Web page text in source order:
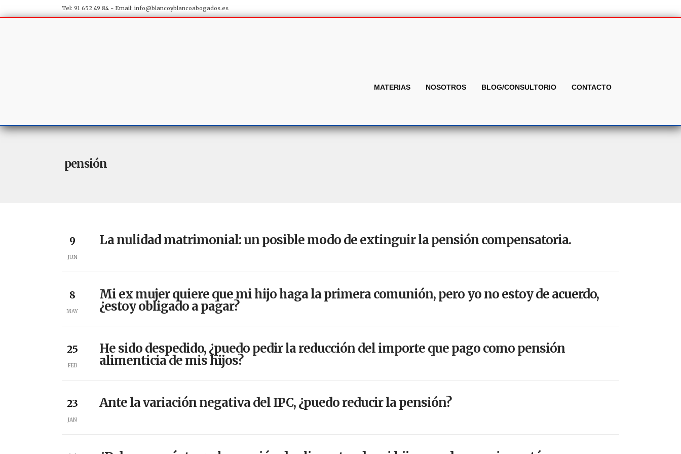
Tel: 91 652 49 84 - Email: info@blancoyblancoabogados.es
MATERIAS NOSOTROS BLOG/CONSULTORIO CONTACTO
pensión
9
JUN
La nulidad matrimonial: un posible modo de extinguir la pensión compensatoria.
8
MAY
Mi ex mujer quiere que mi hijo haga la primera comunión, pero yo no estoy de acuerdo,
¿estoy obligado a pagar?
25
FEB
He sido despedido, ¿puedo pedir la reducción del importe que pago como pensión
alimenticia de mis hijos?
23
JAN
Ante la variación negativa del IPC, ¿puedo reducir la pensión?